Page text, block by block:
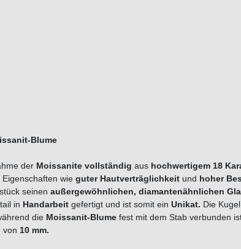
Blume
der Moissanite vollständig aus hochwertigem 18
wie guter Hautverträglichkeit und hoher
seinen außergewöhnlichen, diamantenähnlichen
in Handarbeit gefertigt und ist somit ein Unikat. Die
die Moissanit-Blume fest mit dem Stab verbunden
von 10 mm.